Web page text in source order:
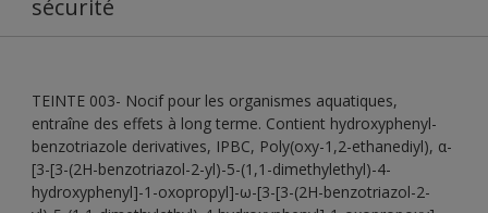
sécurité
TEINTE 003- Nocif pour les organismes aquatiques,
entraîne des effets à long terme. Contient hydroxyphenyl-
benzotriazole derivatives, IPBC, Poly(oxy-1,2-ethanediyl), α-
[3-[3-(2H-benzotriazol-2-yl)-5-(1,1-dimethylethyl)-4-
hydroxyphenyl]-1-oxopropyl]-ω-[3-[3-(2H-benzotriazol-2-